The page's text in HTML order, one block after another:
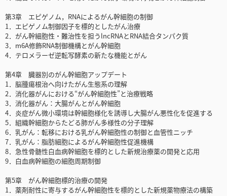
第3章 エピゲノム，RNAによるがん幹細胞の制御
1．エピゲノム制御因子を標的としたがん治療
2．がん幹細胞性・難治性を担うlncRNAとRNA結合タンパク質
3．m6A修飾RNA制御機構とがん幹細胞
4．テロメラーゼ逆転写酵素の新たな機能とがん
第4章 臓器別のがん幹細胞アップデート
1．脳腫瘍根治へ向けたがん生態系の理解
2．消化器がんにおける“がん幹細胞性”と治療戦略
3．消化器がん：大腸がんとがん幹細胞
4．炎症がん微小環境は幹細胞様化を誘導し大腸がん悪性化を促進する
5．組織幹細胞からたどる肺がん多様性の分子理解
6．乳がん：転移における乳がん幹細胞性の制御と血管性ニッチ
7．乳がん：脂肪細胞によるがん幹細胞性促進機構
8．急性骨髄性白血病幹細胞を標的とした新規治療薬の開発と応用
9．白血病幹細胞の細胞周期制御
第5章 がん幹細胞標的治療の開発
1．薬剤耐性に寄与するがん幹細胞性を標的とした新規薬物療法の構築